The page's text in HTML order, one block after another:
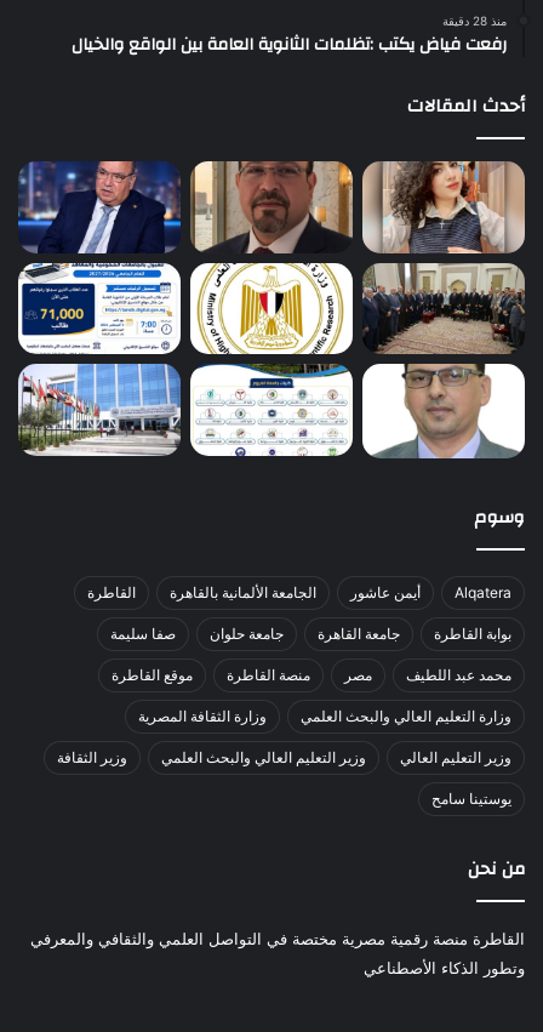
منذ 28 دقيقة
رفعت فياض يكتب :تظلمات الثانوية العامة بين الواقع والخيال
أحدث المقالات
وسوم
Alqatera أيمن عاشور الجامعة الألمانية بالقاهرة القاطرة
بوابة القاطرة جامعة القاهرة جامعة حلوان صفا سليمة
محمد عبد اللطيف مصر منصة القاطرة موقع القاطرة
وزارة التعليم العالي والبحث العلمي وزارة الثقافة المصرية
وزير التعليم العالي وزير التعليم العالي والبحث العلمي وزير الثقافة
يوستينا سامح
من نحن
القاطرة منصة رقمية مصرية مختصة في التواصل العلمي والثقافي والمعرفي
وتطور الذكاء الأصطناعي